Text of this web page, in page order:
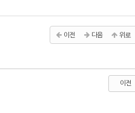
이전 다음 위로
이전